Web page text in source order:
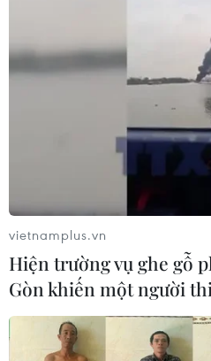
vietnamplus.vn
Hiện trường vụ ghe gỗ
Gòn khiến một người